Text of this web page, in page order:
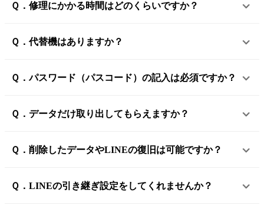
Ｑ．修理にかかる時間はどのくらいですか？
Ｑ．代替機はありますか？
Ｑ．パスワード（パスコード）の記入は必須ですか？
Ｑ．データだけ取り出してもらえますか？
Ｑ．削除したデータやLINEの復旧は可能ですか？
Ｑ．LINEの引き継ぎ設定をしてくれませんか？